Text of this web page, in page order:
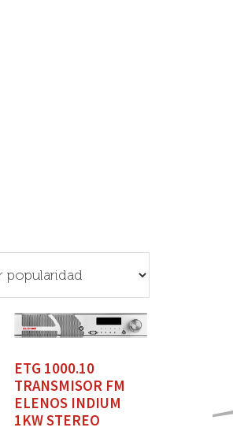
ETG 1000.10
TRANSMISOR FM
ELENOS INDIUM
1KW STEREO